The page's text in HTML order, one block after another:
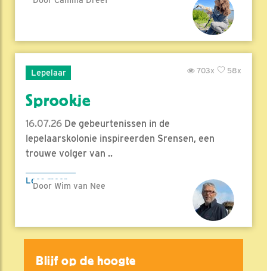
Lepelaar 58x
703x
Sprookje
16.07.26 De gebeurtenissen in de
lepelaarskolonie inspireerden Srensen, een
trouwe volger van ..
Lees meer
Door Wim van Nee
Blijf op de hoogte